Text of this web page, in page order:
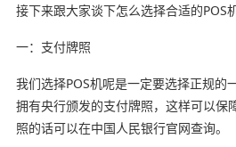
接下来跟大家谈下怎么选择合适的POS机
一：支付牌照
我们选择POS机呢是一定要选择正规的
拥有央行颁发的支付牌照，这样可以保
照的话可以在中国人民银行官网查询。